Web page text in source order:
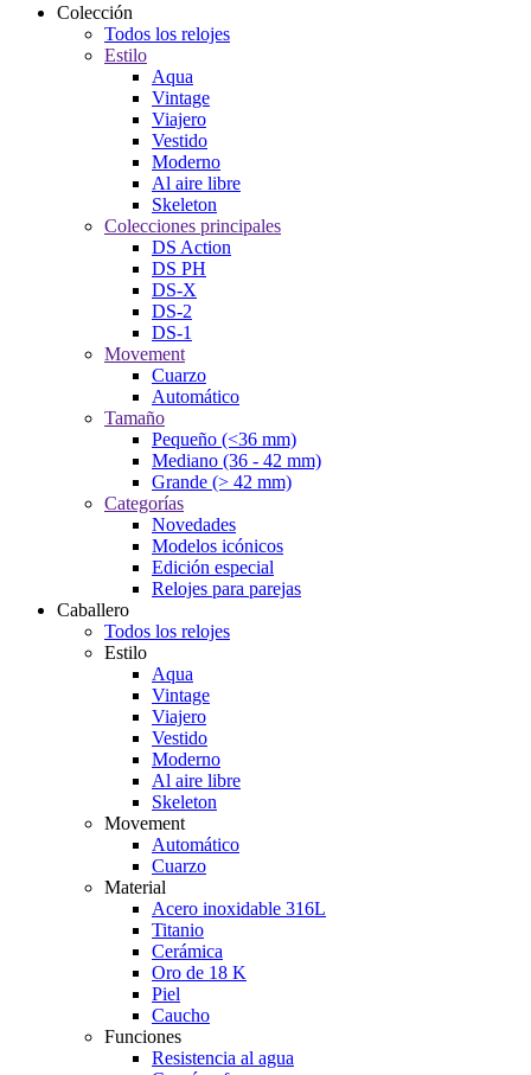
Colección
Todos los relojes
Estilo
Aqua
Vintage
Viajero
Vestido
Moderno
Al aire libre
Skeleton
Colecciones principales
DS Action
DS PH
DS-X
DS-2
DS-1
Movement
Cuarzo
Automático
Tamaño
Pequeño (<36 mm)
Mediano (36 - 42 mm)
Grande (> 42 mm)
Categorías
Novedades
Modelos icónicos
Edición especial
Relojes para parejas
Caballero
Todos los relojes
Estilo
Aqua
Vintage
Viajero
Vestido
Moderno
Al aire libre
Skeleton
Movement
Automático
Cuarzo
Material
Acero inoxidable 316L
Titanio
Cerámica
Oro de 18 K
Piel
Caucho
Funciones
Resistencia al agua